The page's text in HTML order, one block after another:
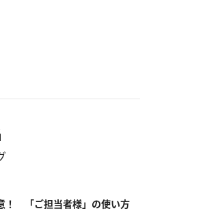
！ 「ご担当者様」の使い方